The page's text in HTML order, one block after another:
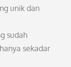
unik dan
sudah
sekadar